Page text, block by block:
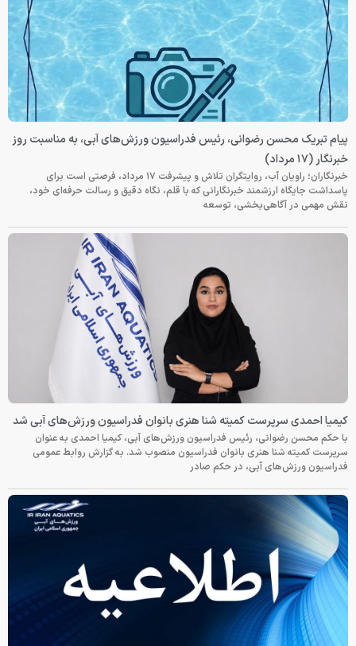
پیام تبریک محسن رضوانی، رئیس فدراسیون ورزش‌های آبی، به مناسبت روز
خبرنگار (۱۷ مرداد)
خبرنگاران؛ راویان آب، روایتگران تلاش و پیشرفت ۱۷ مرداد، فرصتی است برای
پاسداشت جایگاه ارزشمند خبرنگارانی که با قلم، نگاه دقیق و رسالت حرفه‌ای خود،
نقش مهمی در آگاهی‌بخشی، توسعه
کیمیا احمدی سرپرست کمیته شنا هنری بانوان فدراسیون ورزش‌های آبی شد
با حکم محسن رضوانی، رئیس فدراسیون ورزش‌های آبی، کیمیا احمدی به عنوان
سرپرست کمیته شنا هنری بانوان فدراسیون منصوب شد. به گزارش روابط عمومی
فدراسیون ورزش‌های آبی، در حکم صادر